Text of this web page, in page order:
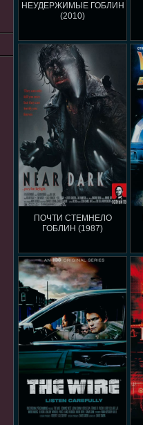
НЕУДЕРЖИМЫЕ ГОБЛИН
(2010)
ПОЧТИ СТЕМНЕЛО
ГОБЛИН (1987)